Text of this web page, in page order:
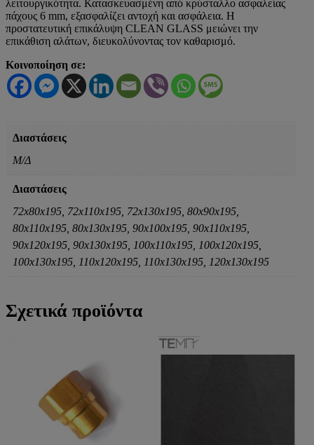
λειτουργικότητα. Κατασκευασμένη από κρύσταλλο ασφαλείας
πάχους 6 mm, εξασφαλίζει αντοχή και ασφάλεια. Η
προστατευτική επικάλυψη CLEAN GLASS μειώνει την
επικάθιση αλάτων, διευκολύνοντας τον καθαρισμό.
Κοινοποίηση σε:
Διαστάσεις
Μ/Δ
Διαστάσεις
72x80x195, 72x110x195, 72x130x195, 80x90x195,
80x110x195, 80x130x195, 90x100x195, 90x110x195,
90x120x195, 90x130x195, 100x110x195, 100x120x195,
100x130x195, 110x120x195, 110x130x195, 120x130x195
Σχετικά προϊόντα